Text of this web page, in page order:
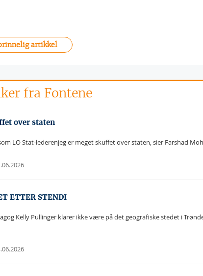
artikkel
fra Fontene
over staten
som LO Stat-lederenjeg er meget skuffet over staten, sier Farshad
ETTER STENDI
Kelly Pullinger klarer ikke være på det geografiske stedet i